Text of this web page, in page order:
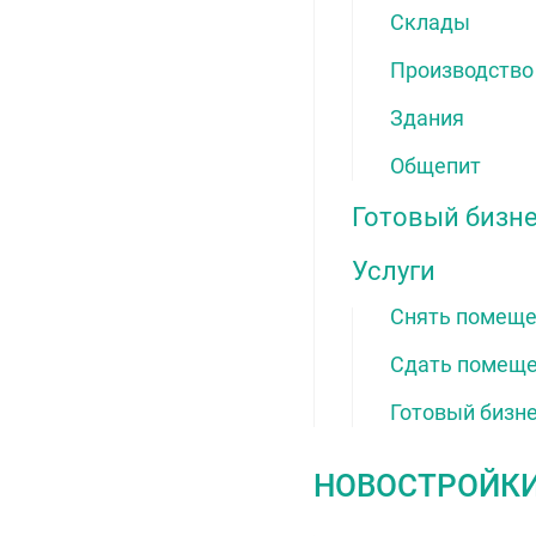
Склады
Производство
Здания
Общепит
Готовый
Услуги
Снять
Сдать
Готовый